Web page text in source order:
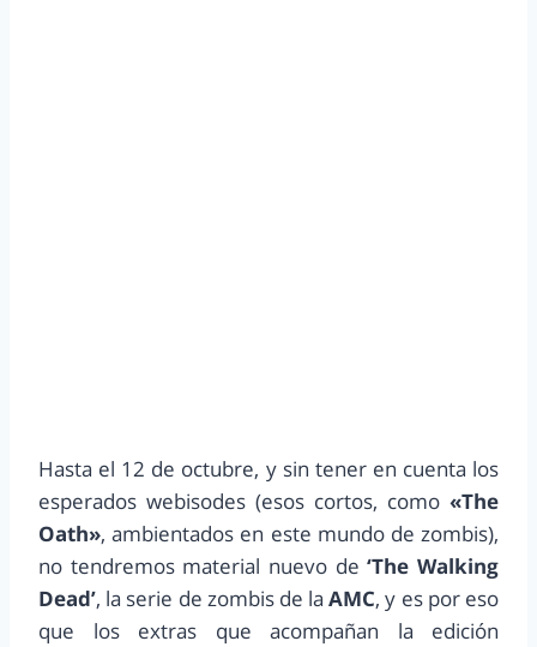
Hasta el 12 de octubre, y sin tener en cuenta los
esperados webisodes (esos cortos, como «The
Oath», ambientados en este mundo de zombis),
no tendremos material nuevo de ‘The Walking
Dead’, la serie de zombis de laAMC, y es por eso
que los extras que acompañan la edición